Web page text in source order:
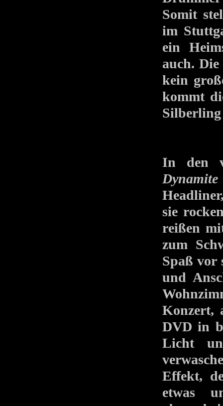
Somit
im
ein
auch.
kein
kommt
In den
Dynamite
sie
reißen
zum
Spaß vor
und
Konzert,
DVD in
Licht
Effekt,
etwas